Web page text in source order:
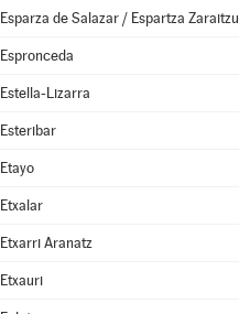
Esparza de Salazar / Espartza Zaraitzu
Espronceda
Estella-Lizarra
Esteribar
Etayo
Etxalar
Etxarri Aranatz
Etxauri